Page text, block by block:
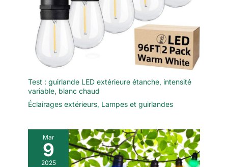
Test : guirlande LED extérieure étanche, intensité
variable, blanc chaud
Éclairages extérieurs, Lampes et guirlandes
Mar
9
2025